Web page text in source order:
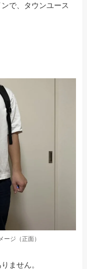
で、タウンユース
ジ（正面）
ません。